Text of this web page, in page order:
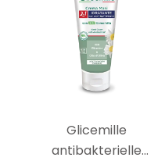
Glicemille
antibakterielle